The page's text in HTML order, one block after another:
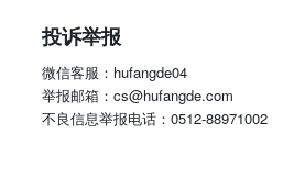
投诉举报
微信客服：hufangde04
举报邮箱：cs@hufangde.com
不良信息举报电话：0512-88971002